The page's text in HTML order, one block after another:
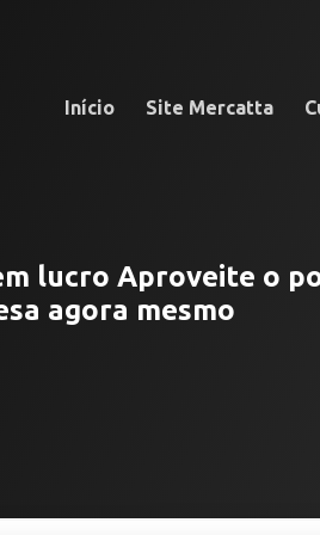
Início Site Mercatta
lucro Aproveite o
agora mesmo